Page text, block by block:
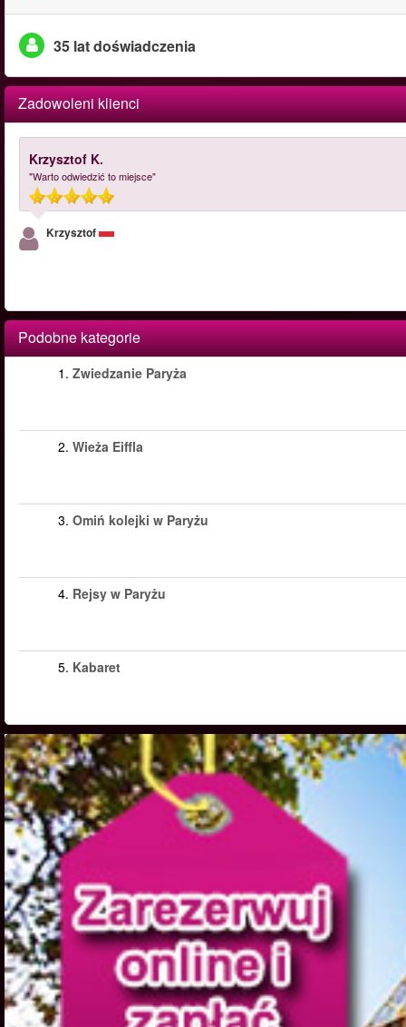
35 lat doświadczenia
Zadowoleni klienci
Krzysztof K.
"Warto odwiedzić to miejsce"
Krzysztof
Podobne kategorie
1. Zwiedzanie Paryża
2. Wieża Eiffla
3. Omiń kolejki w Paryżu
4. Rejsy w Paryżu
5. Kabaret